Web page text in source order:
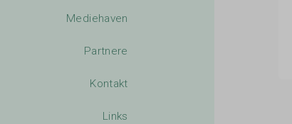
Mediehaven
Partnere
Kontakt
Links